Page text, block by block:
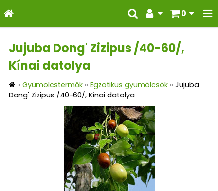
0
Jujuba Dong' Zizipus /40-60/,
Kínai datolya
» Gyümölcstermők » Egzotikus gyümölcsök » Jujuba
Dong' Zizipus /40-60/, Kínai datolya